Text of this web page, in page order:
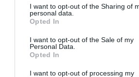
not limited to your visit or usage
grant or deny consent to Google and its
use your data for below specified
consent section.
I want to opt-out of the Sharing of
personal data.
Opted In
I want to opt-out of the Sale of my
Personal Data.
Opted In
I want to opt-out of processing my
A fejlemények tükrében a
hiszen a fürdő felújításával a helyi
irányába nem lenne szükséges
gyógyvíz áldásos hatását